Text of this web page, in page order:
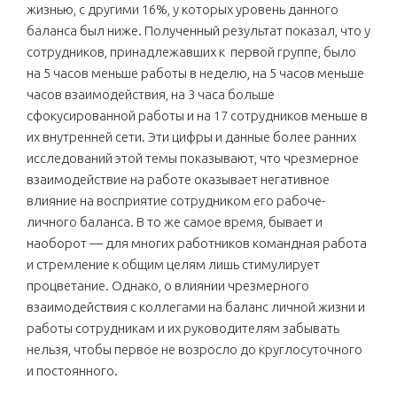
жизнью, с другими 16%, у которых уровень данного
баланса был ниже. Полученный результат показал, что у
сотрудников, принадлежавших к первой группе, было
на 5 часов меньше работы в неделю, на 5 часов меньше
часов взаимодействия, на 3 часа больше
сфокусированной работы и на 17 сотрудников меньше в
их внутренней сети. Эти цифры и данные более ранних
исследований этой темы показывают, что чрезмерное
взаимодействие на работе оказывает негативное
влияние на восприятие сотрудником его рабоче-
личного баланса. В то же самое время, бывает и
наоборот — для многих работников командная работа
и стремление к общим целям лишь стимулирует
процветание. Однако, о влиянии чрезмерного
взаимодействия с коллегами на баланс личной жизни и
работы сотрудникам и их руководителям забывать
нельзя, чтобы первое не возросло до круглосуточного
и постоянного.